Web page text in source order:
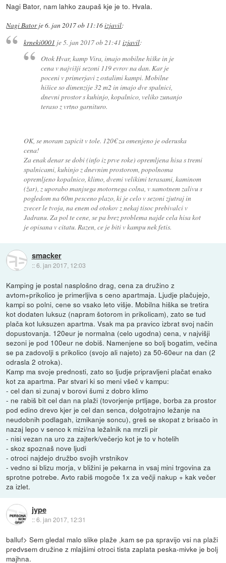
Nagi Bator, nam lahko zaupaš kje je to. Hvala.
Nagi Batorje6. jan 2017 ob 11:16izjavil:
krneki0001 je5. jan 2017 ob 21:41 izjavil:
Otok Hvar, kamp Vira, imajo mobilne hiške in je
cena v najvišji sezoni 119 evrov na dan. Kar je
poceni v primerjavi z ostalimi kampi. Mobilne
hišice so dimenzije 32 m2 in imajo dve spalnici,
dnevni prostor s kuhinjo, kopalnico, veliko zunanjo
teraso z vrtno garnituro.
OK, se moram zapicit v tole. 120€ za omenjeno je oderuska
cena!
Za enak denar se dobi (info iz prve roke) opremljena hisa s tremi
spalnicami, kuhinjo z dnevnim prostorom, popolnoma
opremljeno kopalnico, klimo, dvemi velikimi terasami, kaminom
(žar), z uporabo manjsega motornega colna, v samotnem zalivu s
pogledom na 60m pesceno plazo, ki je celo v sezoni zjutraj in
zvecer le tvoja, na enem od otokov z nekaj tisoc prebivalci v
Jadranu. Za pol te cene, se pa brez problema najde cela hisa kot
je opisana v citatu. Razen, ce je biti v kampu nek fetis.
smacker
::6. jan 2017, 12:03
Kamping je postal nasplošno drag, cena za družino z
avtom+prikolico je primerljiva s ceno apartmaja. Ljudje plačujejo,
kampi so polni, cene so vsako leto višje. Mobilna hiška se tretira
kot dodaten luksuz (napram šotorom in prikolicam), zato se tud
plača kot luksuzen apartma. Vsak ma pa pravico izbrat svoj način
dopustovanja. 120eur je normalna (celo ugodna) cena, v najvišji
sezoni je pod 100eur ne dobiš. Namenjene so bolj bogatim, večina
se pa zadovolji s prikolico (svojo ali najeto) za 50-60eur na dan (2
odrasla 2 otroka).
Kamp ma svoje prednosti, zato so ljudje pripravljeni plačat enako
kot za apartma. Par stvari ki so meni všeč v kampu:
- cel dan si zunaj v borovi šumi z dobro klimo
- ne rabiš bit cel dan na plaži (tovorjenje prtljage, borba za prostor
pod edino drevo kjer je cel dan senca, dolgotrajno ležanje na
neudobnih podlagah, izmikanje soncu), greš se skopat z brisačo in
nazaj lepo v senco k mizi/na ležalnik na mrzli pir
- nisi vezan na uro za zajterk/večerjo kot je to v hotelih
- skoz spoznaš nove ljudi
- otroci najdejo družbo svojih vrstnikov
- vedno si blizu morja, v bližini je pekarna in vsaj mini trgovina za
sprotne potrebe. Avto rabiš mogoče 1x za večji nakup + kak večer
za izlet.
jype
::6. jan 2017, 12:31
balluf> Sem gledal malo slike plaže ,kam se pa spravijo vsi na plaži
predvsem družine z mlajšimi otroci tista zaplata peska-mivke je bolj
majhna.